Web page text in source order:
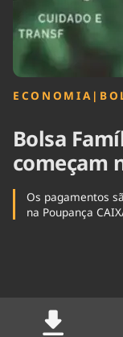
ECONOMIA |
Bolsa
começam
Os pagamentos
na Poupança